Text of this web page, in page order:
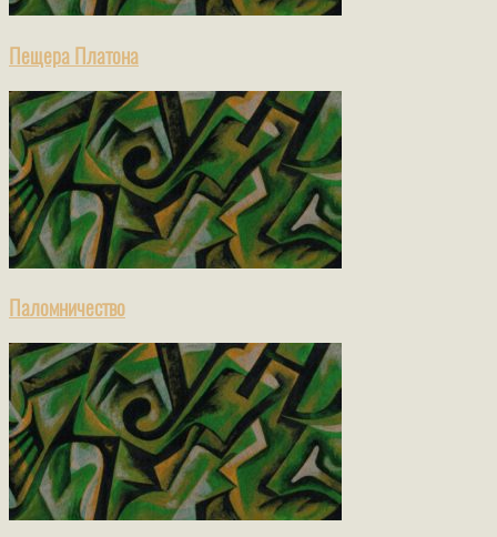
Пещера Платона
Паломничество